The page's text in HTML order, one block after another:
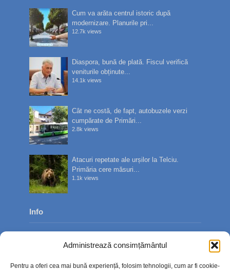
Administrează consimțământul
Pentru a oferi cea mai bună experiență, folosim tehnologii, cum ar fi cookie-
Cum va arăta centrul istoric după
modernizare. Planurile pri...
12.7k views
Diaspora, bună de plată. Fiscul verifică
veniturile obținute...
14.1k views
Cât ne costă, de fapt, autobuzele verzi
cumpărate de Primări...
2.8k views
Atacuri repetate ale urșilor la Telciu.
Primăria cere măsuri...
1.1k views
Info